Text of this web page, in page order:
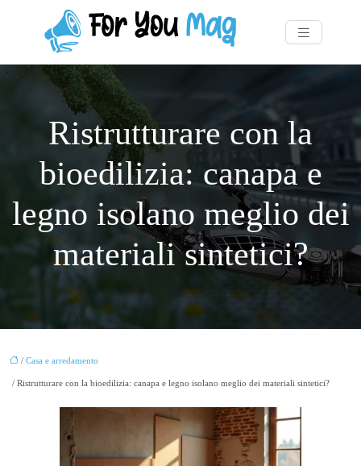
Ristrutturare con la
bioedilizia: canapa e
legno isolano meglio dei
materiali sintetici?
/ Casa e arredamento
/ Ristrutturare con la bioedilizia: canapa e legno isolano meglio dei materiali sintetici?